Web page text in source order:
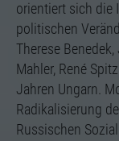
orientiert sich die
politischen
Therese
Mahler, René
Jahren Ungarn.
Radikalisierung
Russischen